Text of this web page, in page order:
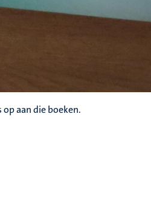
aan die boeken.